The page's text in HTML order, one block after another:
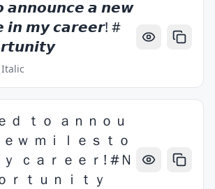
𝙖𝙣𝙣𝙤𝙪𝙣𝙘𝙚 𝙖 𝙣𝙚𝙬
𝙞𝙣 𝙢𝙮 𝙘𝙖𝙧𝙚𝙚𝙧! #
ｄ ｔｏ ａｎｎｏｕ
ｗ ｍｉｌｅｓｔｏ
ｃａｒｅｅｒ! #Ｎ
ｒｔｕｎｉｔｙ